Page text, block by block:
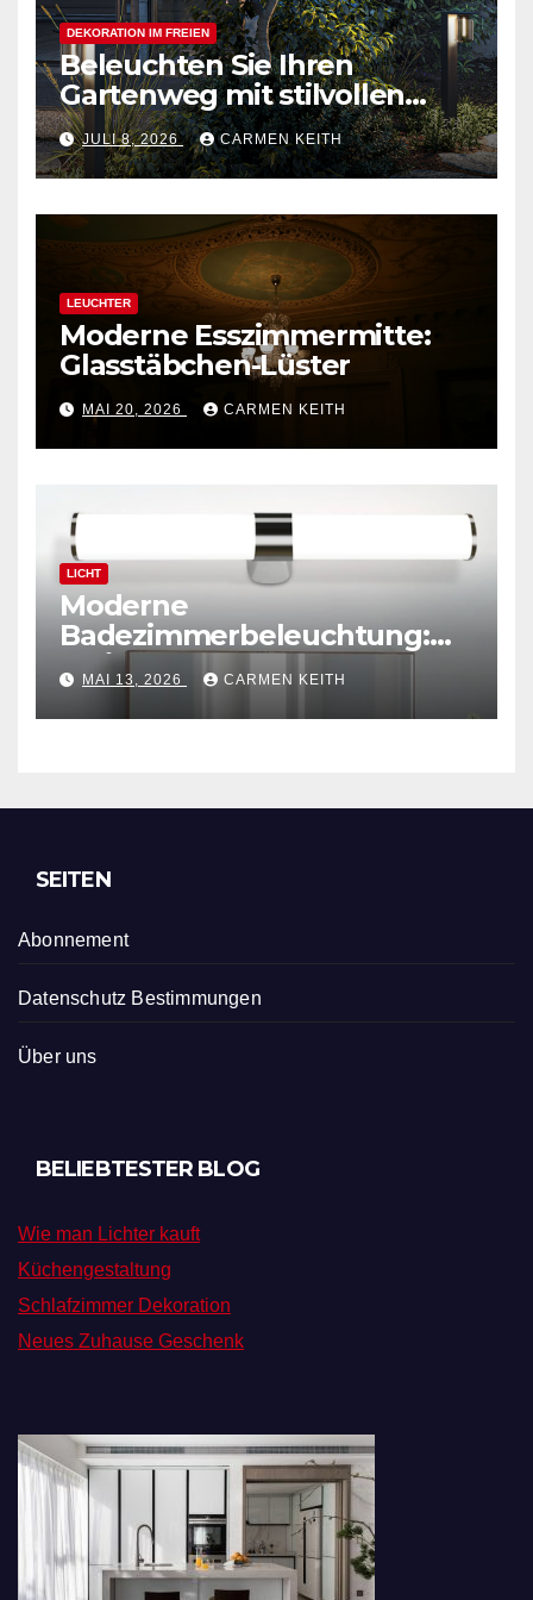
DEKORATION IM FREIEN
Beleuchten Sie Ihren
Gartenweg mit stilvollen
Außenpollerleuchten
JULI 8, 2026 CARMEN KEITH
LEUCHTER
Moderne Esszimmermitte:
Glasstäbchen-Lüster
MAI 20, 2026 CARMEN KEITH
LICHT
Moderne
Badezimmerbeleuchtung:
Polierte Chrom-
Wandleuchte
MAI 13, 2026 CARMEN KEITH
SEITEN
Abonnement
Datenschutz Bestimmungen
Über uns
BELIEBTESTER BLOG
Wie man Lichter kauft
Küchengestaltung
Schlafzimmer Dekoration
Neues Zuhause Geschenk